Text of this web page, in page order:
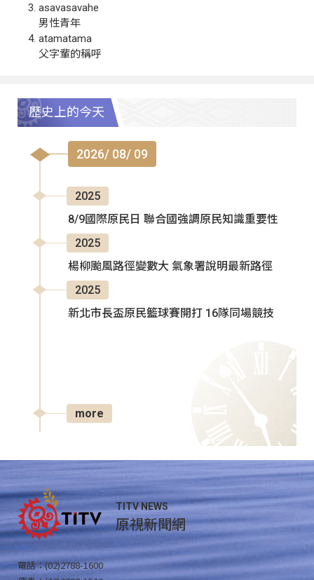
asavasavahe
男性青年
atamatama
父字輩的稱呼
歷史上的今天
2026/ 08/ 09
2025
8/9國際原民日 聯合國強調原民知識重要性
2025
楊柳颱風路徑變數大 氣象署說明最新路徑
2025
新北市長盃原民籃球賽開打 16隊同場競技
more
TITV NEWS
原視新聞網
電話：(02)2788-1600